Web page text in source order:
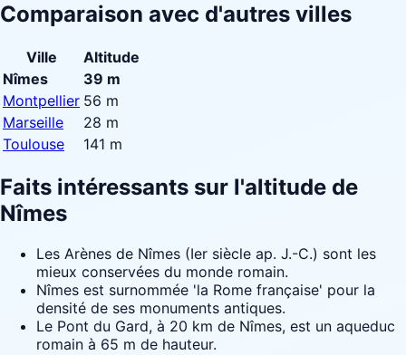
Comparaison avec d'autres villes
Ville
Altitude
Nîmes
39 m
Montpellier 56 m
Marseille
28 m
Toulouse
141 m
Faits intéressants sur l'altitude de
Nîmes
Les Arènes de Nîmes (Ier siècle ap. J.-C.) sont les
mieux conservées du monde romain.
Nîmes est surnommée 'la Rome française' pour la
densité de ses monuments antiques.
Le Pont du Gard, à 20 km de Nîmes, est un aqueduc
romain à 65 m de hauteur.